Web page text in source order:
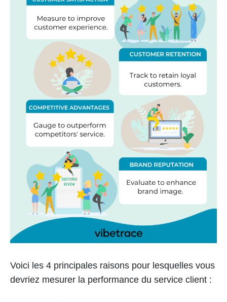
Voici les 4 principales raisons pour lesquelles vous
devriez mesurer la performance du service client :